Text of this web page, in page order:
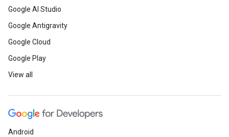
Google AI Studio
Google Antigravity
Google Cloud
Google Play
View all
Android